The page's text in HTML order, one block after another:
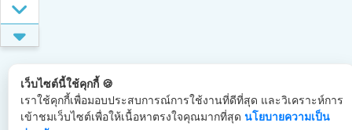
เว็บไซต์นี้ใช้คุกกี้ 🍪
เราใช้คุกกี้เพื่อมอบประสบการณ์การใช้งานที่ดีที่สุด และวิเคราะห์การ
เข้าชมเว็บไซต์เพื่อให้เนื้อหาตรงใจคุณมากที่สุด นโยบายความเป็น